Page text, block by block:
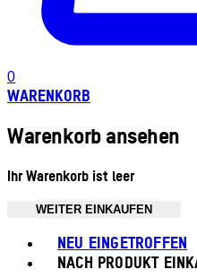
0
WARENKORB
Warenkorb ansehen
Ihr Warenkorb ist leer
WEITER EINKAUFEN
NEU EINGETROFFEN
NACH PRODUKT